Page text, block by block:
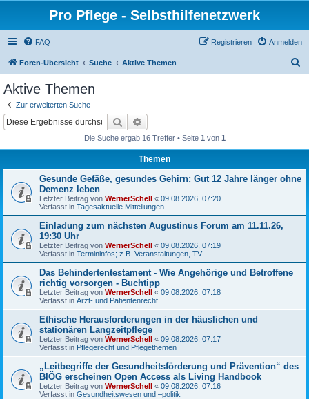
Pro Pflege - Selbsthilfenetzwerk
FAQ Anmelden
Registrieren
Foren-Übersicht Suche Aktive Themen
Aktive Themen
Zur erweiterten Suche
Suche
Die Suche ergab 16 Treffer • Seite 1 von 1
Themen
Gesunde Gefäße, gesundes Gehirn: Gut 12 Jahre länger ohne
Demenz leben
Letzter Beitrag von WernerSchell « 09.08.2026, 07:20
Verfasst in Tagesaktuelle Mitteilungen
Einladung zum nächsten Augustinus Forum am 11.11.26,
19:30 Uhr
Letzter Beitrag von WernerSchell « 09.08.2026, 07:19
Verfasst in Termininfos; z.B. Veranstaltungen, TV
Das Behindertentestament - Wie Angehörige und Betroffene
richtig vorsorgen - Buchtipp
Letzter Beitrag von WernerSchell « 09.08.2026, 07:18
Verfasst in Arzt- und Patientenrecht
Ethische Herausforderungen in der häuslichen und
stationären Langzeitpflege
Letzter Beitrag von WernerSchell « 09.08.2026, 07:17
Verfasst in Pflegerecht und Pflegethemen
„Leitbegriffe der Gesundheitsförderung und Prävention“ des
BIÖG erscheinen Open Access als Living Handbook
Letzter Beitrag von WernerSchell « 09.08.2026, 07:16
Verfasst in Gesundheitswesen und –politik